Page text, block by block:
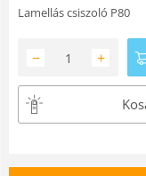
Lamellás csiszoló P80
+
−